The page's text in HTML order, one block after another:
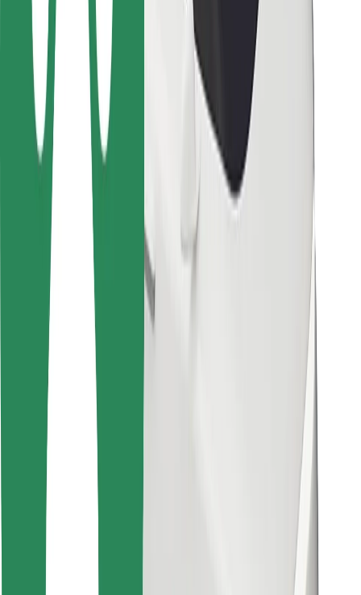
Support
Für Nutzer:innen
Für Fahrer:innen
Für Kuriere
Bolt Food
Für Flottenbesitzer:innen
Für Restaurants
Bolt for Business
Sonstige
Allgemeine Geschäftsbedingungen
Cookies
Sicherheit
Bolt App herunterladen
Bolt Food App herunterladen